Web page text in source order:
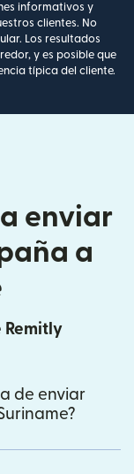
informativos y
clientes. No
Los resultados
y es posible que
típica del cliente.
enviar
a
Remitly
de enviar